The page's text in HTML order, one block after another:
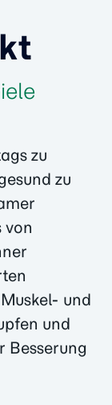
zu
zu
von
und
und
Besserung